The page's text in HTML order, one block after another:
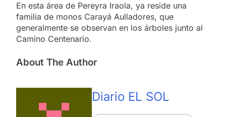
En esta área de Pereyra Iraola, ya reside una
familia de monos Carayá Aulladores, que
generalmente se observan en los árboles junto al
Camino Centenario.
About The Author
Diario EL SOL